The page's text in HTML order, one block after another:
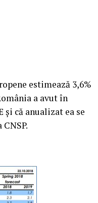
estimează 3,6%
a avut în
că anualizat ea se